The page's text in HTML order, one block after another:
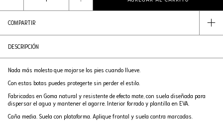
COMPARTIR
DESCRIPCIÓN
Nada más molesto que mojarse los pies cuando llueve.
Con estas botas puedes protegerte sin perder el estilo.
Fabricadas en Goma natural y resistente de efecto mate, con suela diseñada para
dispersar el agua y mantener el agarre. Interior forrado y plantilla en EVA.
Caña media. Suela con plataforma. Aplique frontal y suela contra marcadas.